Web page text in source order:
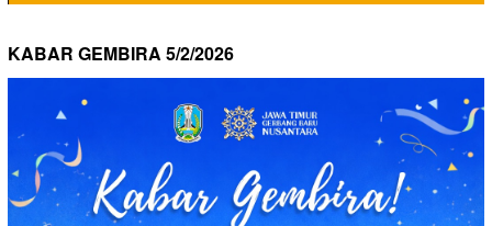
KABAR GEMBIRA 5/2/2026